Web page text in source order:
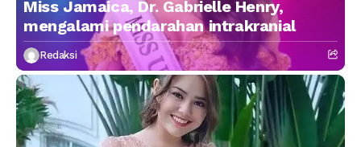
Miss Jamaica, Dr. Gabrielle Henry,
mengalami pendarahan intrakranial
Redaksi